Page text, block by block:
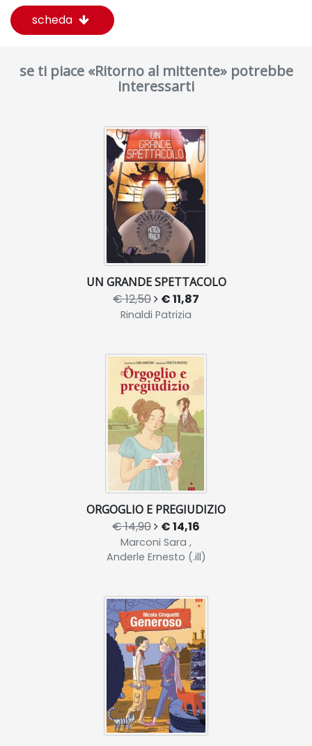
scheda
se ti piace «Ritorno al mittente» potrebbe
interessarti
UN GRANDE SPETTACOLO
€ 12,50 € 11,87
Rinaldi Patrizia
ORGOGLIO E PREGIUDIZIO
€ 14,90 € 14,16
Marconi Sara ,
Anderle Ernesto (.ill)